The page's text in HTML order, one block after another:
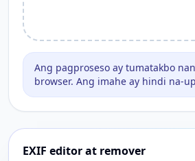
Ang pagproseso ay tumatakbo
browser. Ang imahe ay hindi na-
EXIF editor at remover